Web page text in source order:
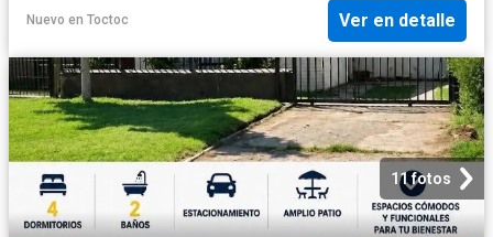
Nuevo en Toctoc Ver en detalle
11 fotos